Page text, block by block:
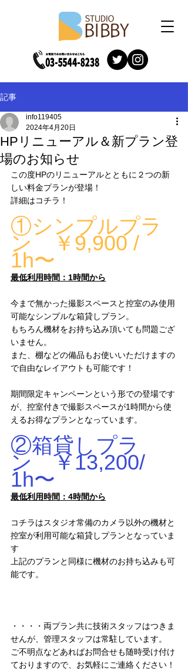
記事
HPリニューアル＆新プラン登
場のお知らせ
info119405
2024年4月20日
この度HPのリニューアルとともに２つの新
しい料金プランが登場！
詳細はコチラ！
①シンプルプラ
ン　￥9,900 /
1h〜
最低利用時間：1時間から
今まで無かった撮影スペースと控室のみ使用
可能なシンプルな箱貸しプラン。
もちろん機材をお持ち込み頂いても問題ござ
いません。
また、棚などの備品もお使いいただけますの
で自由なレイアウトも可能です！
期間限定キャンペーンという形での登場です
が、控室付きで撮影スペースが1時間から使
えるお得なプランとなっています。
②箱貸しプラ
ン　￥13,200/
1h〜
最低利用時間：4時間から
コチラはスタジオ常備のカメラ以外の機材と
控室が利用可能な箱貸しプランとなっていま
す
上記のプランと同様に機材のお持ち込みも可
能です。
・・・・両プラン共に技術スタッフはつきま
せんが、管理スタッフは常駐しています。
ご不明点などあればお問合せも随時受け付け
ておりますので、お気軽にご連絡ください！